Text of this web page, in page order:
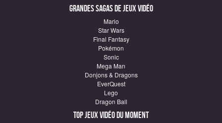
Grandes sagas de Jeux vidéo
Mario
Star Wars
Final Fantasy
Pokémon
Sonic
Mega Man
Donjons & Dragons
EverQuest
Lego
Dragon Ball
Top Jeux vidéo du moment